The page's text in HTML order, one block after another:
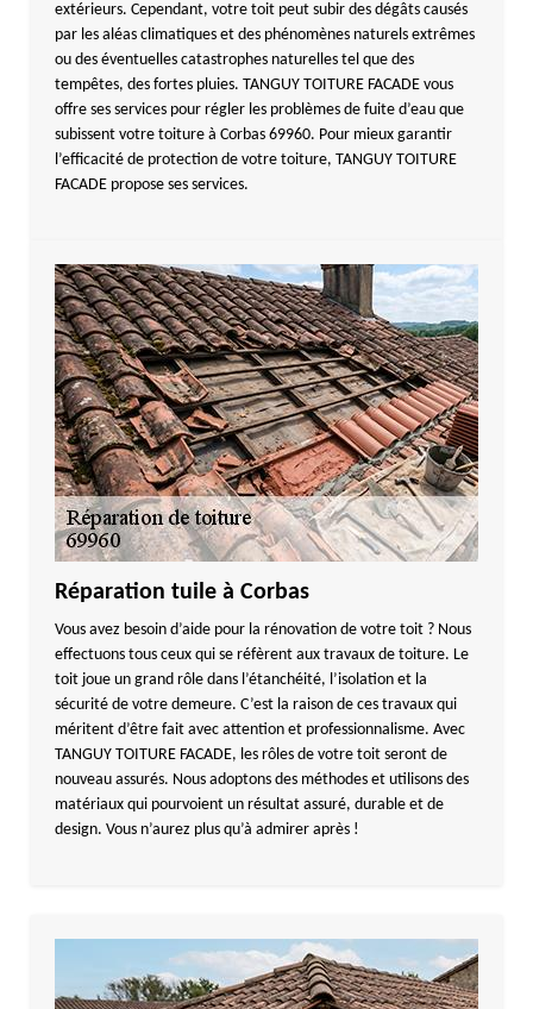
extérieurs. Cependant, votre toit peut subir des dégâts causés
par les aléas climatiques et des phénomènes naturels extrêmes
ou des éventuelles catastrophes naturelles tel que des
tempêtes, des fortes pluies. TANGUY TOITURE FACADE vous
offre ses services pour régler les problèmes de fuite d’eau que
subissent votre toiture à Corbas 69960. Pour mieux garantir
l’efficacité de protection de votre toiture, TANGUY TOITURE
FACADE propose ses services.
Réparation tuile à Corbas
Vous avez besoin d’aide pour la rénovation de votre toit ? Nous
effectuons tous ceux qui se réfèrent aux travaux de toiture. Le
toit joue un grand rôle dans l’étanchéité, l’isolation et la
sécurité de votre demeure. C’est la raison de ces travaux qui
méritent d’être fait avec attention et professionnalisme. Avec
TANGUY TOITURE FACADE, les rôles de votre toit seront de
nouveau assurés. Nous adoptons des méthodes et utilisons des
matériaux qui pourvoient un résultat assuré, durable et de
design. Vous n’aurez plus qu’à admirer après !